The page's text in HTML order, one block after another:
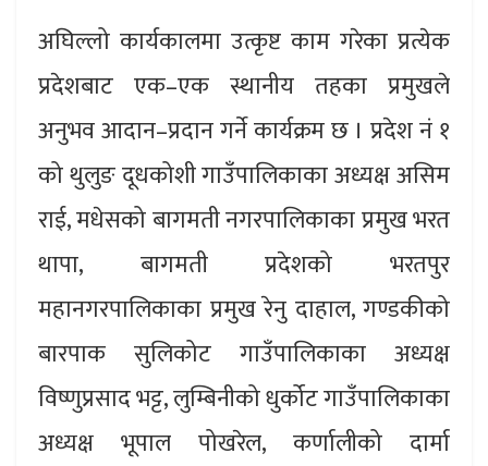
अघिल्लो कार्यकालमा उत्कृष्ट काम गरेका प्रत्येक
प्रदेशबाट एक–एक स्थानीय तहका प्रमुखले
अनुभव आदान–प्रदान गर्ने कार्यक्रम छ । प्रदेश नं १
को थुलुङ दूधकोशी गाउँपालिकाका अध्यक्ष असिम
राई, मधेसको बागमती नगरपालिकाका प्रमुख भरत
थापा, बागमती प्रदेशको भरतपुर
महानगरपालिकाका प्रमुख रेनु दाहाल, गण्डकीको
बारपाक सुलिकोट गाउँपालिकाका अध्यक्ष
विष्णुप्रसाद भट्ट, लुम्बिनीको धुर्कोट गाउँपालिकाका
अध्यक्ष भूपाल पोखरेल, कर्णालीको दार्मा